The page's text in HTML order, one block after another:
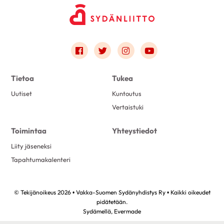
Link to facebook
Link to twitter
Link to instagram
Link to youtube
Tietoa
Uutiset
Tukea
Kuntoutus
Vertaistuki
Toimintaa
Liity jäseneksi
Tapahtumakalenteri
Yhteystiedot
© Tekijänoikeus 2026 • Vakka-Suomen Sydänyhdistys Ry • Kaikki oikeudet
pidätetään.
Sydämellä, Evermade